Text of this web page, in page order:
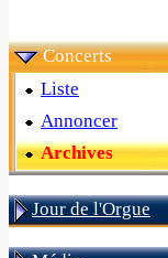
Concerts
Liste
Annoncer
Archives
Jour de l'Orgue